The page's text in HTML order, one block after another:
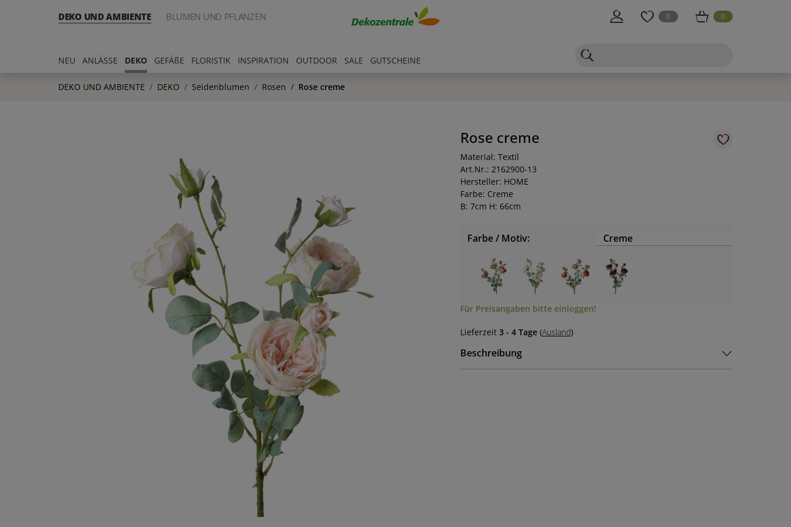
DEKO UND AMBIENTE BLUMEN UND PFLANZEN 0 0
NEU ANLÄSSE DEKO GEFÄßE FLORISTIK INSPIRATION OUTDOOR SALE GUTSCHEINE
DEKO UND AMBIENTE DEKO Seidenblumen Rosen Rose creme
Rose creme
Material: Textil
Art.Nr.: 2162900-13
Hersteller: HOME
Farbe: Creme
B: 7cm H: 66cm
Farbe / Motiv: Creme
Für Preisangaben bitte einloggen!
Lieferzeit 3 - 4 Tage(Ausland)
Beschreibung